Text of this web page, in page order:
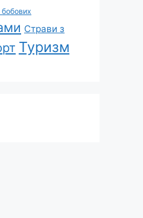
бобових
Страви з
Туризм